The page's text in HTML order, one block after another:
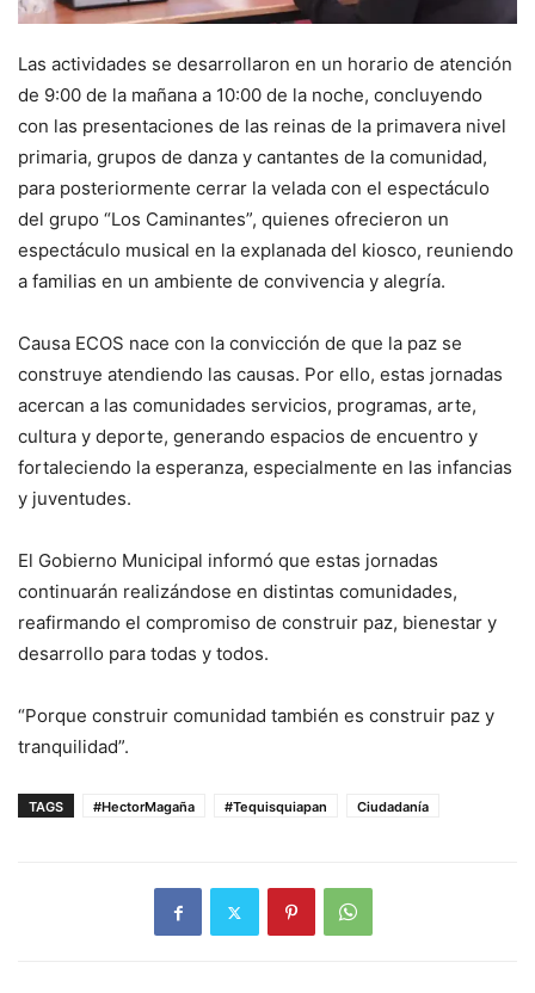
Las actividades se desarrollaron en un horario de atención
de 9:00 de la mañana a 10:00 de la noche, concluyendo
con las presentaciones de las reinas de la primavera nivel
primaria, grupos de danza y cantantes de la comunidad,
para posteriormente cerrar la velada con el espectáculo
del grupo “Los Caminantes”, quienes ofrecieron un
espectáculo musical en la explanada del kiosco, reuniendo
a familias en un ambiente de convivencia y alegría.
Causa ECOS nace con la convicción de que la paz se
construye atendiendo las causas. Por ello, estas jornadas
acercan a las comunidades servicios, programas, arte,
cultura y deporte, generando espacios de encuentro y
fortaleciendo la esperanza, especialmente en las infancias
y juventudes.
El Gobierno Municipal informó que estas jornadas
continuarán realizándose en distintas comunidades,
reafirmando el compromiso de construir paz, bienestar y
desarrollo para todas y todos.
“Porque construir comunidad también es construir paz y
tranquilidad”.
TAGS #HectorMagaña #Tequisquiapan Ciudadanía